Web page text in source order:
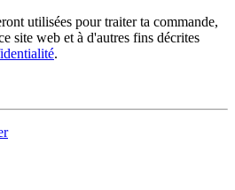
utilisées pour traiter ta commande,
site web et à d'autres fins décrites
.